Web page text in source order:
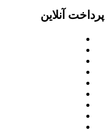
پرداخت آنلاین